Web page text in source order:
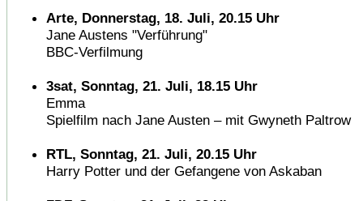
Arte, Donnerstag, 18. Juli, 20.15 Uhr
Jane Austens "Verführung"
BBC-Verfilmung
3sat, Sonntag, 21. Juli, 18.15 Uhr
Emma
Spielfilm nach Jane Austen – mit Gwyneth Paltrow
RTL, Sonntag, 21. Juli, 20.15 Uhr
Harry Potter und der Gefangene von Askaban